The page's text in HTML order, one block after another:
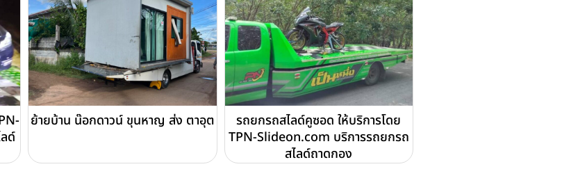
ด์
ย้ายบ้าน น๊อกดาวน์ ขุนหาญ ส่ง ตาอุต
รถยกรถสไลด์คูซอด ให้บริการโดย
TPN-Slideon.com บริการรถยกรถ
สไลด์ถาดกอง